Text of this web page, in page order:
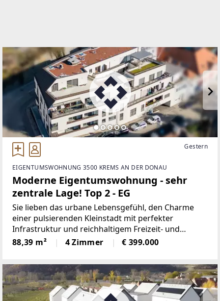
Gestern
EIGENTUMSWOHNUNG 3500 KREMS AN DER DONAU
Moderne Eigentumswohnung - sehr
zentrale Lage! Top 2 - EG
Sie lieben das urbane Lebensgefühl, den Charme
einer pulsierenden Kleinstadt mit perfekter
Infrastruktur und reichhaltigem Freizeit- und
Kulturangebot? ... dann begrüße ich Sie herzlichst in
Ihrer zukünftigen Wohnung am Fuße des
88,39 m² 4 Zimmer € 399.000